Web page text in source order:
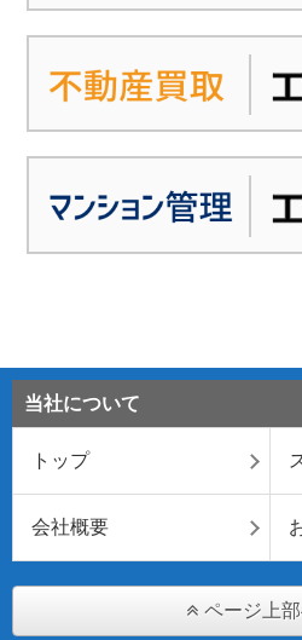
当社について
トップ
会社概要
ページ上